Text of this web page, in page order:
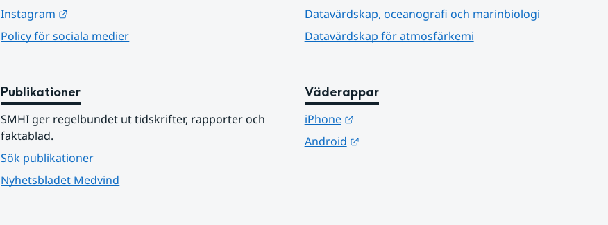
Instagram
Policy för sociala medier
Datavärdskap, oceanografi och marinbiologi
Datavärdskap för atmosfärkemi
Publikationer
SMHI ger regelbundet ut tidskrifter, rapporter och
faktablad.
Sök publikationer
Nyhetsbladet Medvind
Väderappar
iPhone
Länk till annan webbplats.
Android
Länk till annan webbplats.